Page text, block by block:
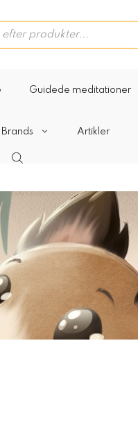
Guidede meditationer
Brands Artikler